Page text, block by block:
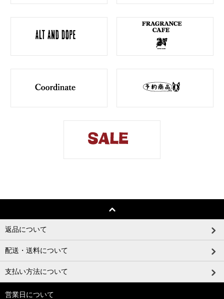
返品について
配送・送料について
支払い方法について
営業日について